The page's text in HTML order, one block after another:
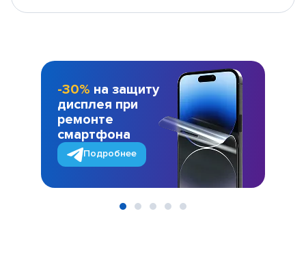
-30% на защиту
дисплея при
ремонте
смартфона
Подробнее